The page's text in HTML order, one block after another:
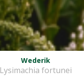
Wederik
Lysimachia fortunei